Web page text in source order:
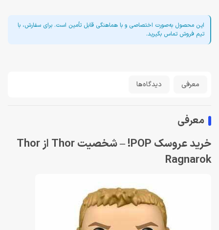
این محصول به‌صورت اختصاصی و با هماهنگی قابل تأمین است. برای سفارش، با
تیم فروش تماس بگیرید.
معرفی دیدگاه‌ها
معرفی
خرید عروسک POP! – شخصیت Thor از Thor
Ragnarok